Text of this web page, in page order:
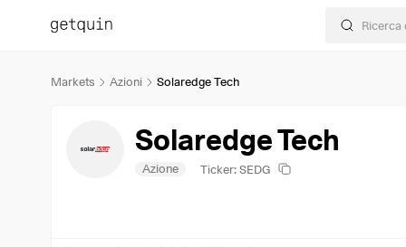
Markets Azioni Solaredge Tech
Solaredge Tech
Azione Ticker: SEDG